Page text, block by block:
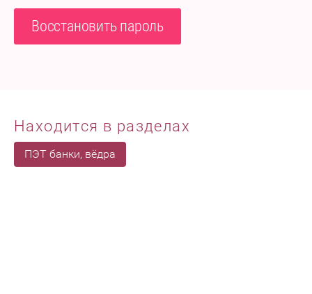
Восстановить пароль
Находится в разделах
ПЭТ банки, вёдра